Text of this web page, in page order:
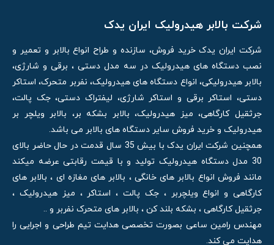
شرکت بالابر هیدرولیک ایران یدک
شرکت ایران یدک خرید فروش، سازنده و طراح انواع بالابر و تعمیر و
نصب دستگاه های هیدرولیک در سه مدل دستی ، برقی و شارژی،
بالابر هیدرولیکی، انواع دستگاه های هیدرولیک، نفربر متحرک، استاکر
دستی، استاکر برقی و استاکر شارژی، لیفتراک دستی، جک پالت،
جرثقیل کارگاهی، میز هیدرولیک، بالابر بشکه بر، بالابر ویلچر بر
هیدرولیک و خرید فروش سایر دستگاه های بالابر می باشد.
همچنین شرکت ایران یدک با بیش 35 سال قدمت در حال حاضر بالای
30 مدل دستگاه هیدرولیک تولید و با قیمت رقابتی عرضه میکند
مانند فروش انواع بالابر های خانگی ، بالابر های مغازه ای ، بالابر های
کارگاهی و انواع ویلچربر ، جک پالت ، استاکر ، میز هیدرولیک ،
جرثقیل کارگاهی ، بشکه بلند کن ، بالابر های متحرک نفربر و ..
مهندس رامین ساعی بصورت تخصصی هدایت تیم طراحی و اجرایی را
هدایت می کند.